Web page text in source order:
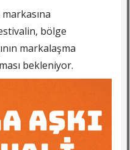
bölge
markalaşma
bekleniyor.